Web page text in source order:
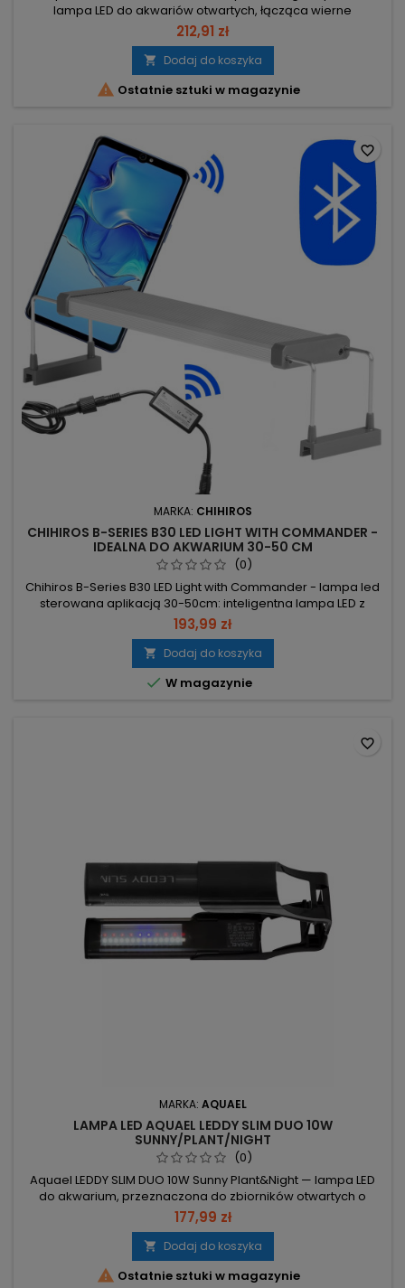
lampa LED do akwariów otwartych, łącząca wierne
odwzorowanie barw z trzema trybami pracy (DAY, DAYBREAK,
NIGHT). Moc 16W (2×8W) – energooszczędne, wydajne
oświetlenie. Strumień świetlny 1100 lm – jasne, kontrastowe
odwzorowanie wnętrza akwarium. Temperatura barwowa
8000K – zbliżona do naturalnego...
212,91 zł
 Dodaj do koszyka
 Ostatnie sztuki w magazynie
MARKA: CHIHIROS
CHIHIROS B-SERIES B30 LED LIGHT WITH COMMANDER -
IDEALNA DO AKWARIUM 30-50 CM
(0)
Chihiros B-Series B30 LED Light with Commander - lampa led
sterowana aplikacją 30-50cm: inteligentna lampa LED z
idealnym spektrum dla roślin i pełną kontrolą przez aplikację.
Diody: 24 white (6500K) + 6 RGB – pełne spektrum i lepsze
wybarwienie roślin. Strumień: 1292 lm – intensywne
oświetlenie akwarium. Moc: 20.9W – niskie zużycie energii.
Szerokość...
193,99 zł
 Dodaj do koszyka
 W magazynie
favorite_border
MARKA: AQUAEL
LAMPA LED AQUAEL LEDDY SLIM DUO 10W
SUNNY/PLANT/NIGHT
(0)
Aquael LEDDY SLIM DUO 10W Sunny Plant&Night — lampa LED
do akwarium, przeznaczona do zbiorników otwartych o
długości 20–30 cm. Moc 10W (2×5W) – niskie zużycie energii
przy pełnym oświetleniu małych akwariów. Strumień świetlny
650 lm – wyraźne odwzorowanie barw i odpowiednia
jasność aranżacji. Sekwencja diod: SUNNY (7000K) + PLANT
(9000K), ogólnie...
177,99 zł
 Dodaj do koszyka
 Ostatnie sztuki w magazynie
favorite_border